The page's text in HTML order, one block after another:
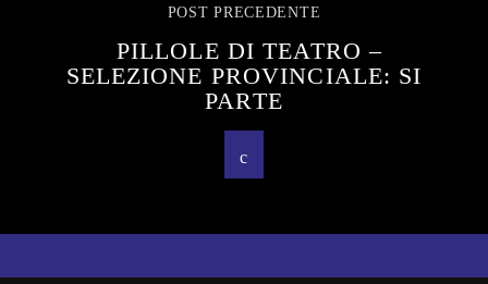
POST PRECEDENTE
PILLOLE DI TEATRO –
SELEZIONE PROVINCIALE: SI
PARTE